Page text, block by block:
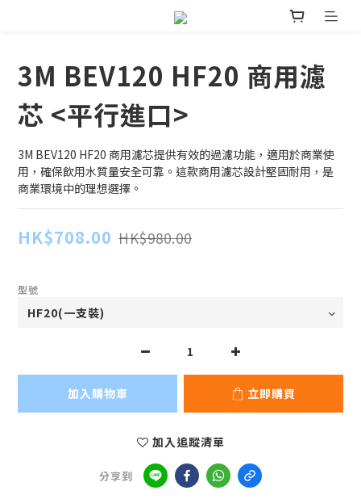
3M BEV120 HF20 商用濾
芯 <平行進口>
3M BEV120 HF20 商用濾芯提供有效的過濾功能，適用於商業使
用，確保飲用水質量安全可靠。這款商用濾芯設計堅固耐用，是
商業環境中的理想選擇。
HK$708.00 HK$980.00
型號
加入購物車 立即購買
加入追蹤清單
分享到